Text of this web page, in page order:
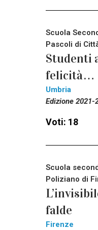
Scuola
Pascoli di
Studenti
felicità…
Umbria
Edizione 2021-
Voti: 18
Scuola
Poliziano di
falde
Firenze